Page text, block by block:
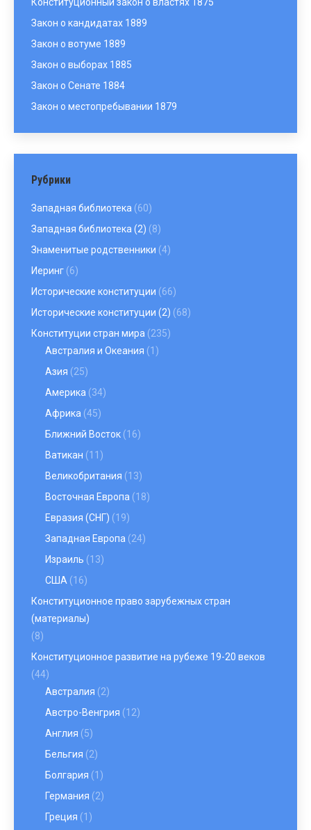
Закон о кандидатах 1889
Закон о вотуме 1889
Закон о выборах 1885
Закон о Сенате 1884
Закон о местопребывании 1879
Рубрики
Западная библиотека (60)
Западная библиотека (2) (8)
Знаменитые родственники (4)
Иеринг (6)
Исторические конституции (66)
Исторические конституции (2) (68)
Конституции стран мира (235)
Австралия и Океания (1)
Азия (25)
Америка (34)
Африка (45)
Ближний Восток (16)
Ватикан (11)
Великобритания (13)
Восточная Европа (18)
Евразия (СНГ) (19)
Западная Европа (24)
Израиль (13)
США (16)
Конституционное право зарубежных стран
(материалы)
(8)
Конституционное развитие на рубеже 19-20 веков
(44)
Австралия (2)
Австро-Венгрия (12)
Англия (5)
Бельгия (2)
Болгария (1)
Германия (2)
Греция (1)